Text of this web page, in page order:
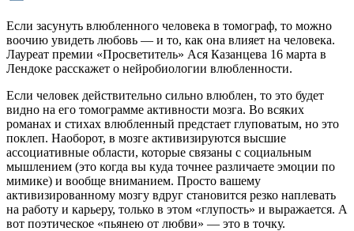
Если засунуть влюбленного человека в томограф, то можно
воочию увидеть любовь — и то, как она влияет на человека.
Лауреат премии «Просветитель» Ася Казанцева 16 марта в
Лендоке расскажет о нейробиологии влюбленности.
Если человек действительно сильно влюблен, то это будет
видно на его томограмме активности мозга. Во всяких
романах и стихах влюбленный предстает глуповатым, но это
поклеп. Наоборот, в мозге активизируются высшие
ассоциативные области, которые связаны с социальным
мышлением (это когда вы куда точнее различаете эмоции по
мимике) и вообще вниманием. Просто вашему
активизированному мозгу вдруг становится резко наплевать
на работу и карьеру, только в этом «глупость» и выражается. А
вот поэтическое «пьянею от любви» — это в точку.